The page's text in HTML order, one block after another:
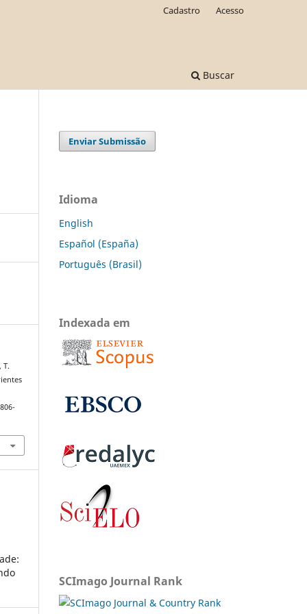
Buscar
Cadastro Acesso
T.
Enviar Submissão
Idioma
English
Español (España)
Português (Brasil)
Indexada em
SCImago Journal Rank